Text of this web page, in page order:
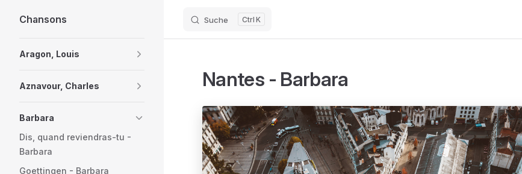
Skip to content
Chansons Suche K
Aragon, Louis
Aznavour, Charles
Barbara
Dis, quand reviendras-tu -
Barbara
Goettingen - Barbara
Nantes - Barbara